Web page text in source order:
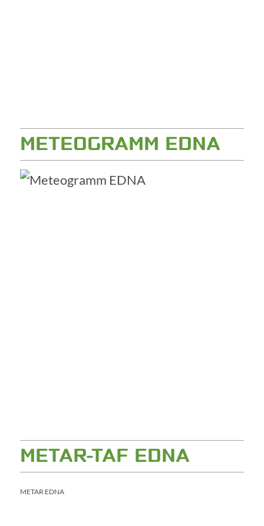
METEOGRAMM EDNA
METAR-TAF EDNA
METAR EDNA